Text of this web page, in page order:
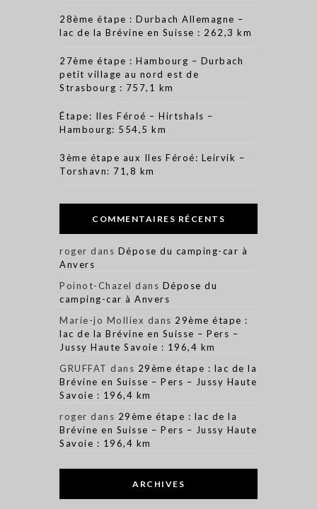
28ème étape : Durbach Allemagne –
lac de la Brévine en Suisse : 262,3 km
27ème étape : Hambourg – Durbach
petit village au nord est de
Strasbourg : 757,1 km
Étape: Iles Féroé – Hirtshals –
Hambourg: 554,5 km
3ème étape aux Iles Féroé: Leirvik –
Torshavn: 71,8 km
COMMENTAIRES RÉCENTS
roger dans Dépose du camping-car à
Anvers
Poinot-Chazel dans Dépose du
camping-car à Anvers
Marie-jo Molliex dans 29ème étape :
lac de la Brévine en Suisse – Pers –
Jussy Haute Savoie : 196,4 km
GRUFFAT dans 29ème étape : lac de la
Brévine en Suisse – Pers – Jussy Haute
Savoie : 196,4 km
roger dans 29ème étape : lac de la
Brévine en Suisse – Pers – Jussy Haute
Savoie : 196,4 km
ARCHIVES